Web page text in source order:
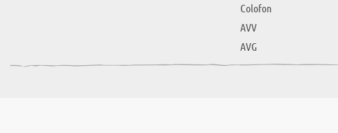
Colofon
AVV
AVG